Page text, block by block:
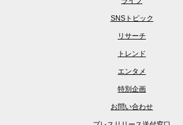
SNSトピック
リサーチ
トレンド
エンタメ
特別企画
お問い合わせ